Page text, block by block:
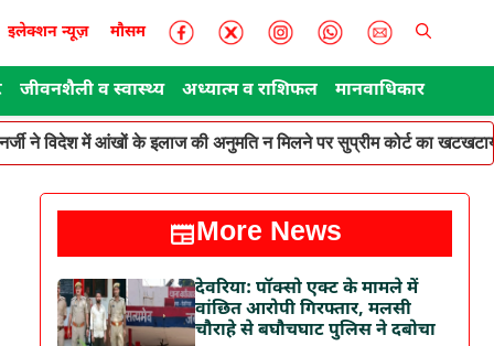
इलेक्शन न्यूज़ मौसम
जीवनशैली व स्वास्थ्य अध्यात्म व राशिफल मानवाधिकार
ने विदेश में आंखों के इलाज की अनुमति न मिलने पर सुप्रीम कोर्ट का
More News
देवरिया: पॉक्सो एक्ट के मामले में
वांछित आरोपी गिरफ्तार, मलसी
चौराहे से बघौचघाट पुलिस ने दबोचा